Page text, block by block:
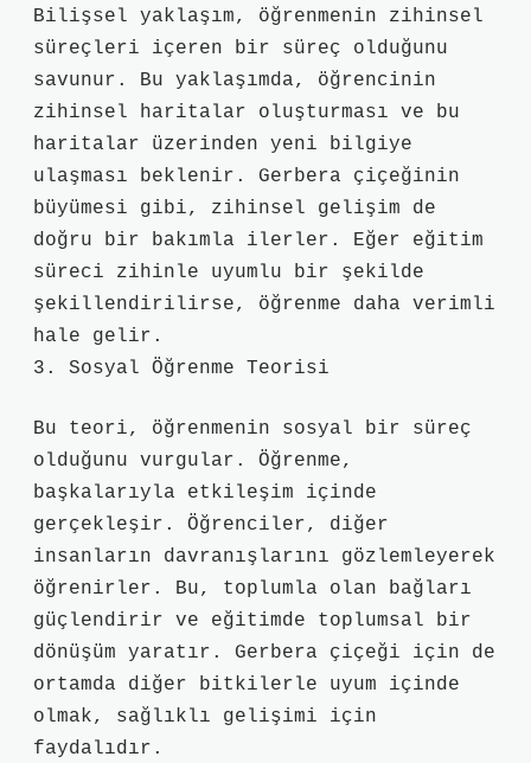
Bilişsel yaklaşım, öğrenmenin zihinsel
süreçleri içeren bir süreç olduğunu
savunur. Bu yaklaşımda, öğrencinin
zihinsel haritalar oluşturması ve bu
haritalar üzerinden yeni bilgiye
ulaşması beklenir. Gerbera çiçeğinin
büyümesi gibi, zihinsel gelişim de
doğru bir bakımla ilerler. Eğer eğitim
süreci zihinle uyumlu bir şekilde
şekillendirilirse, öğrenme daha verimli
hale gelir.
3. Sosyal Öğrenme Teorisi
Bu teori, öğrenmenin sosyal bir süreç
olduğunu vurgular. Öğrenme,
başkalarıyla etkileşim içinde
gerçekleşir. Öğrenciler, diğer
insanların davranışlarını gözlemleyerek
öğrenirler. Bu, toplumla olan bağları
güçlendirir ve eğitimde toplumsal bir
dönüşüm yaratır. Gerbera çiçeği için de
ortamda diğer bitkilerle uyum içinde
olmak, sağlıklı gelişimi için
faydalıdır.